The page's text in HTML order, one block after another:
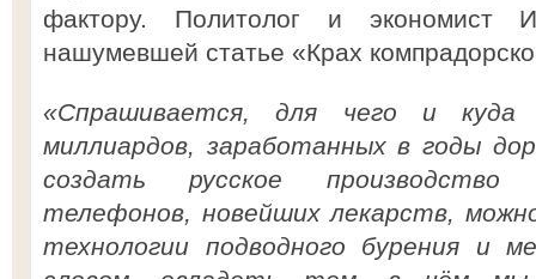
фактору. Политолог и экономист
нашумевшей статье «Крах
«Спрашивается, для чего и
миллиардов, заработанных в годы
создать русское производство
телефонов, новейших лекарств,
технологии подводного бурения и